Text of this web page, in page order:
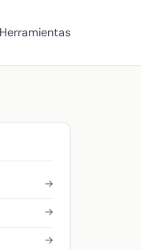
Herramientas
→
→
→